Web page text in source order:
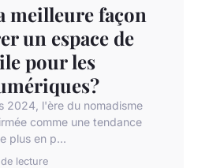
meilleure façon
un espace de
pour les
2024, l'ère du nomadisme
comme une tendance
plus en p...
lecture